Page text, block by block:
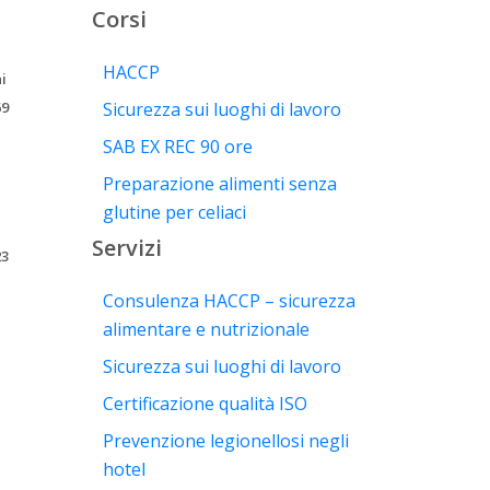
Corsi
HACCP
Sicurezza sui luoghi di lavoro
SAB EX REC 90 ore
Preparazione alimenti senza
glutine per celiaci
Servizi
Consulenza HACCP – sicurezza
alimentare e nutrizionale
Sicurezza sui luoghi di lavoro
Certificazione qualità ISO
Prevenzione legionellosi negli
hotel